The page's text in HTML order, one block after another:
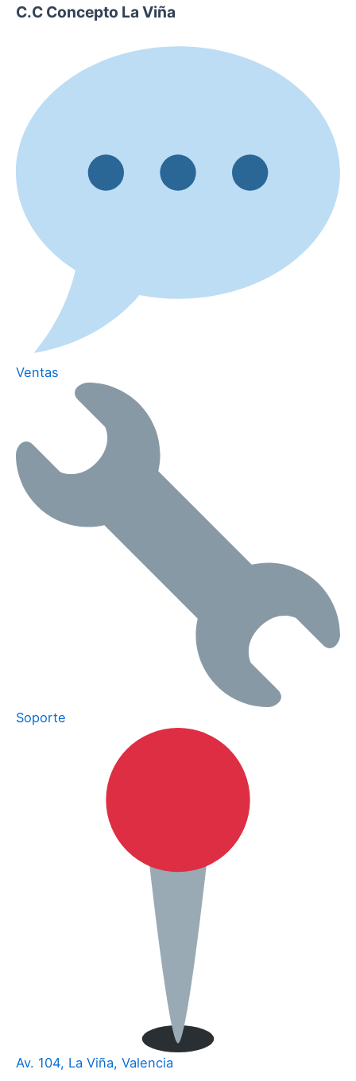
C.C Concepto La Viña
Ventas
Soporte
Av. 104, La Viña, Valencia